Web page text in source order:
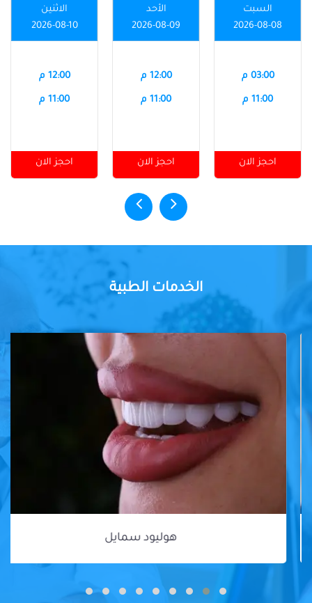
السبت
2026-08-08
03:00 م
11:00 م
احجز الان
الأحد
2026-08-09
12:00 م
11:00 م
احجز الان
الاثنين
2026-08-10
12:00 م
11:00 م
احجز الان
الخدمات الطبية
هوليود سمايل